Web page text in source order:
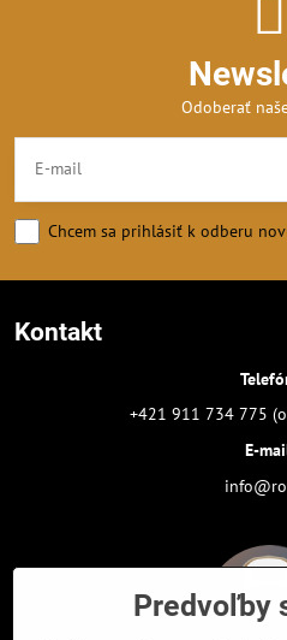
Odoberať
Chcem sa prihlásiť k odberu
Kontakt
+421 911 734 775
E-
Predvoľby